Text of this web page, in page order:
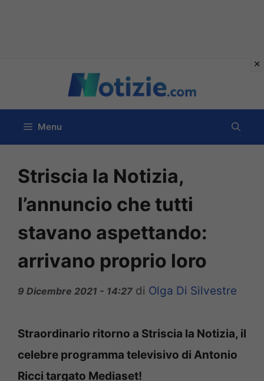
contenuto
Menu
Striscia la Notizia,
l’annuncio che tutti
stavano aspettando:
arrivano proprio loro
9 Dicembre 2021 - 14:27 di Olga Di Silvestre
Straordinario ritorno a Striscia la Notizia, il
celebre programma televisivo di Antonio
Ricci targato Mediaset!